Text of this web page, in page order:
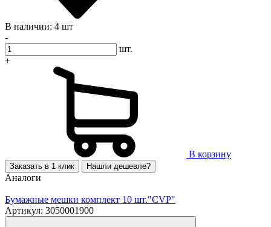
В наличии: 4 шт
-
шт.
+
В корзину
Заказать в 1 клик Нашли дешевле?
Аналоги
Бумажные мешки комплект 10 шт."CVP"
Артикул: 3050001900